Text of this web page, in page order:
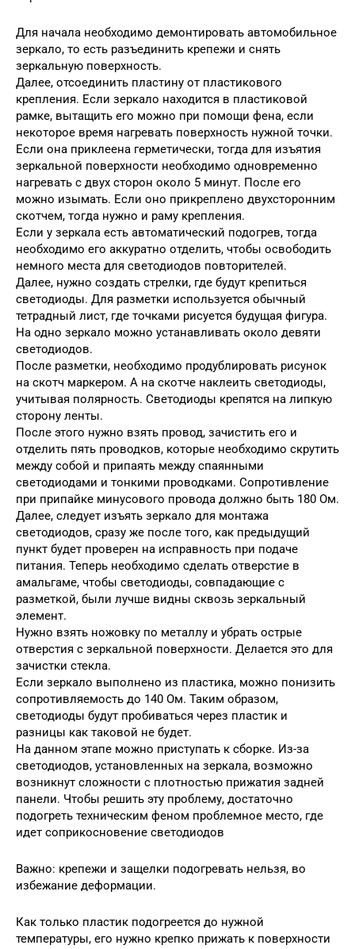
Для начала необходимо демонтировать автомобильное
зеркало, то есть разъединить крепежи и снять
зеркальную поверхность.
Далее, отсоединить пластину от пластикового
крепления. Если зеркало находится в пластиковой
рамке, вытащить его можно при помощи фена, если
некоторое время нагревать поверхность нужной точки.
Если она приклеена герметически, тогда для изъятия
зеркальной поверхности необходимо одновременно
нагревать с двух сторон около 5 минут. После его
можно изымать. Если оно прикреплено двухсторонним
скотчем, тогда нужно и раму крепления.
Если у зеркала есть автоматический подогрев, тогда
необходимо его аккуратно отделить, чтобы освободить
немного места для светодиодов повторителей.
Далее, нужно создать стрелки, где будут крепиться
светодиоды. Для разметки используется обычный
тетрадный лист, где точками рисуется будущая фигура.
На одно зеркало можно устанавливать около девяти
светодиодов.
После разметки, необходимо продублировать рисунок
на скотч маркером. А на скотче наклеить светодиоды,
учитывая полярность. Светодиоды крепятся на липкую
сторону ленты.
После этого нужно взять провод, зачистить его и
отделить пять проводков, которые необходимо скрутить
между собой и припаять между спаянными
светодиодами и тонкими проводками. Сопротивление
при припайке минусового провода должно быть 180 Ом.
Далее, следует изъять зеркало для монтажа
светодиодов, сразу же после того, как предыдущий
пункт будет проверен на исправность при подаче
питания. Теперь необходимо сделать отверстие в
амальгаме, чтобы светодиоды, совпадающие с
разметкой, были лучше видны сквозь зеркальный
элемент.
Нужно взять ножовку по металлу и убрать острые
отверстия с зеркальной поверхности. Делается это для
зачистки стекла.
Если зеркало выполнено из пластика, можно понизить
сопротивляемость до 140 Ом. Таким образом,
светодиоды будут пробиваться через пластик и
разницы как таковой не будет.
На данном этапе можно приступать к сборке. Из-за
светодиодов, установленных на зеркала, возможно
возникнут сложности с плотностью прижатия задней
панели. Чтобы решить эту проблему, достаточно
подогреть техническим феном проблемное место, где
идет соприкосновение светодиодов
Важно: крепежи и защелки подогревать нельзя, во
избежание деформации.
Как только пластик подогреется до нужной
температуры, его нужно крепко прижать к поверхности